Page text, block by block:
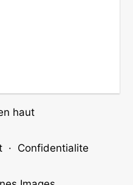
haut
· Confidentialite